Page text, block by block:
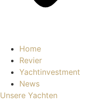
Home
Revier
Yachtinvestment
News
Unsere Yachten